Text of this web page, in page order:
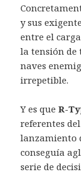
y sus
entre el
la tensión de
naves
irrepetible.
Y es queR-
referentes
lanzamiento
conseguía
serie de